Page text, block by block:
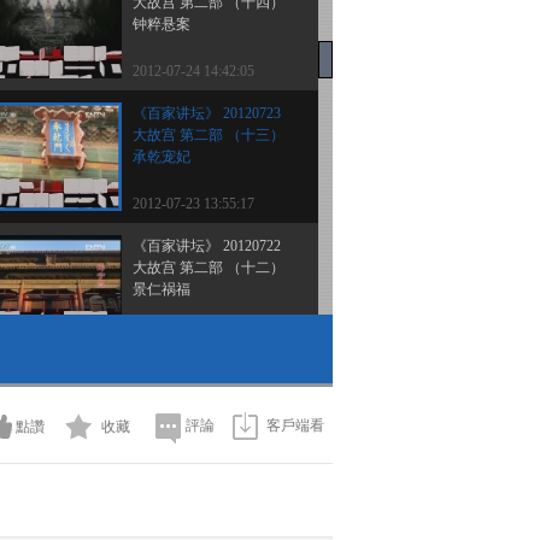
钟粹悬案
2012-07-24 14:42:05
《百家讲坛》 20120723
大故宫 第二部 （十三）
承乾宠妃
2012-07-23 13:55:17
《百家讲坛》 20120722
大故宫 第二部 （十二）
景仁祸福
东西六宫
2012-07-21 14:05:47
大故宫 第二部 （十） 养
點讚 收藏 評論 客戶端看